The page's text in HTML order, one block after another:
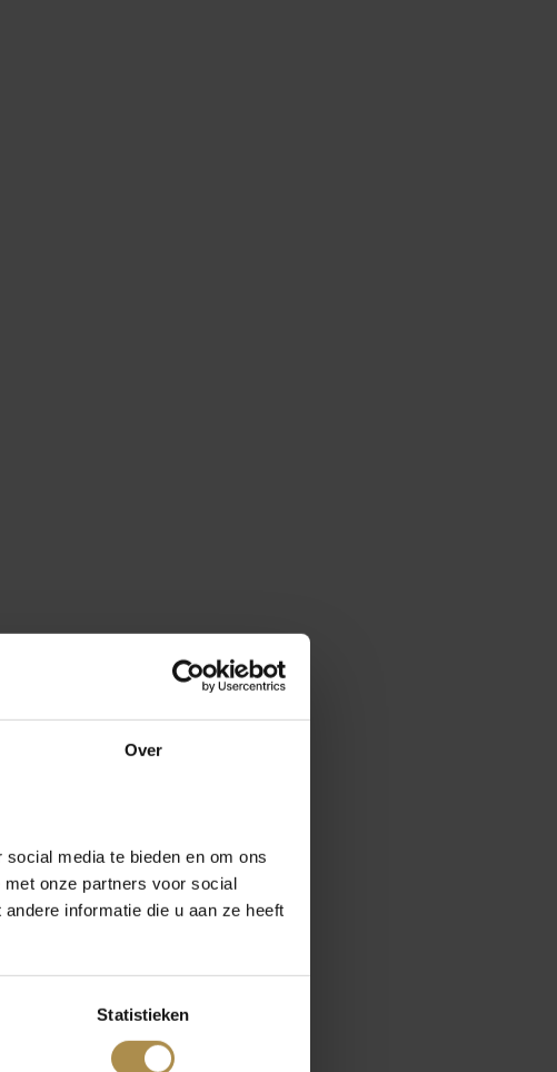
Over
media te bieden en om ons
onze partners voor social
informatie die u aan ze heeft
Statistieken